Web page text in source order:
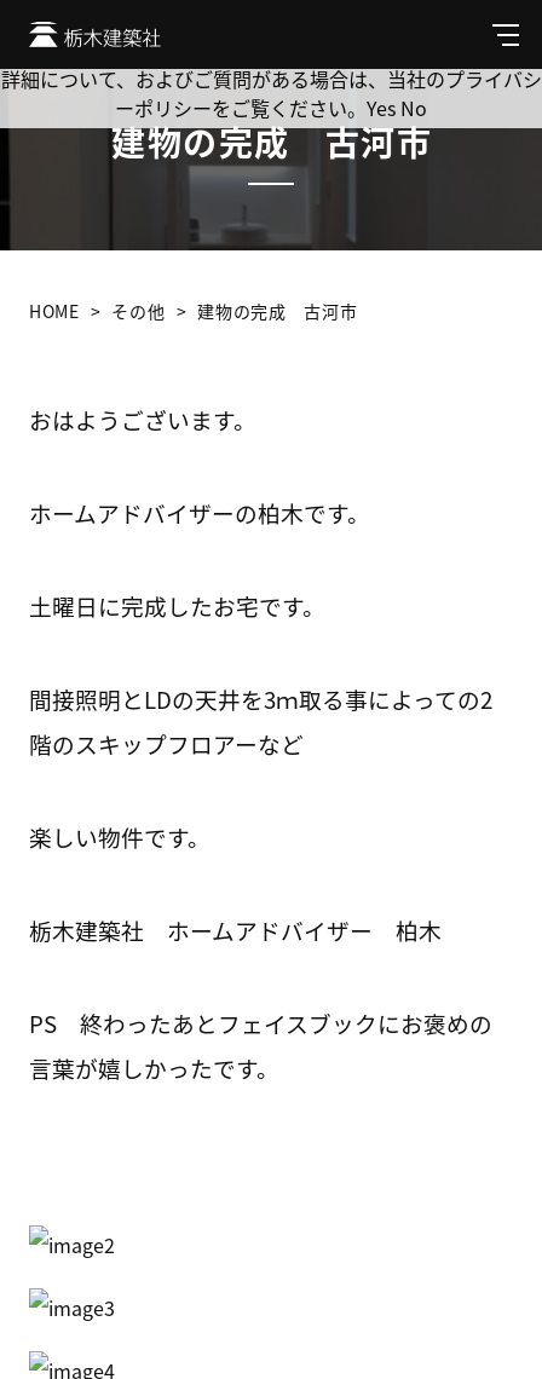
メ
ニ
ュ
建物の完成 古河市
HOME その他 建物の完成 古河市
おはようございます。
ホームアドバイザーの柏木です。
土曜日に完成したお宅です。
間接照明とLDの天井を3ｍ取る事によっての2
階のスキップフロアーなど
楽しい物件です。
栃木建築社 ホームアドバイザー 柏木
PS 終わったあとフェイスブックにお褒めの
言葉が嬉しかったです。
Cookie を使用して、お客様の活動を追跡してもよろしいです
か? 当社ではお客様のプライバシーを極めて重視しています。
詳細について、およびご質問がある場合は、当社のプライバシ
ーポリシーをご覧ください。 Yes No